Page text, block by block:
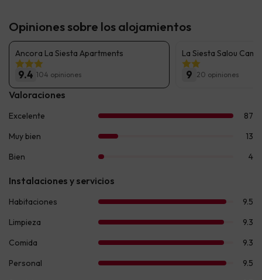
Opiniones sobre los alojamientos
Ancora La Siesta Apartments
9.4 104 opiniones
La Siesta Salou
9 20 opiniones